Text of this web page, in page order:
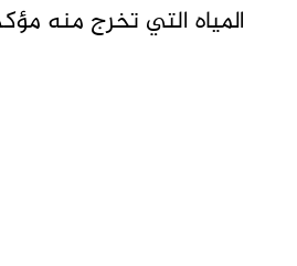
المياه التي تخرج منه مؤكداً أن بعد 20 يوليو ليس هنالك أثر على